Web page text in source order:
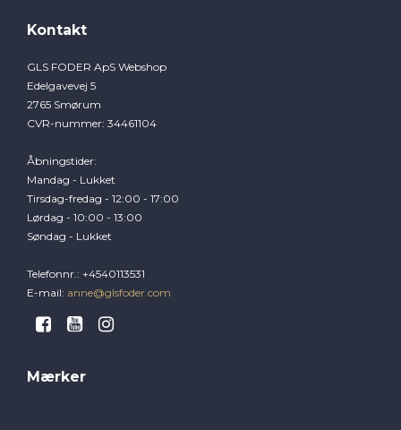
Kontakt
GLS FODER ApS Webshop
Edelgavevej 5
2765 Smørum
CVR-nummer: 34461104
Åbningstider:
Mandag - Lukket
Tirsdag-fredag - 12:00 - 17:00
Lørdag - 10:00 - 13:00
Søndag - Lukket
Telefonnr.: +4540113531
E-mail: anne@glsfoder.com
Mærker